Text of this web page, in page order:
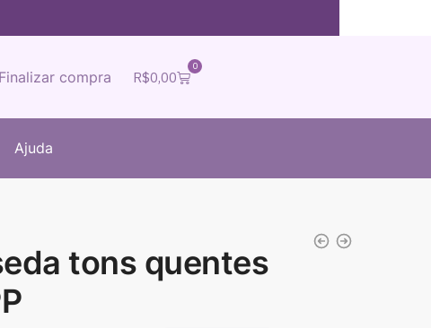
R$0,00
0
Finalizar compra
Ajuda
tons quentes